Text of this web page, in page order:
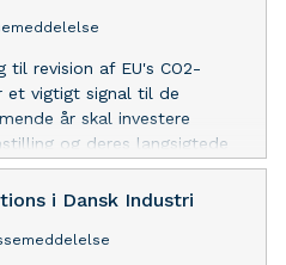
til revision af EU's CO2-
et vigtigt signal til de
år skal investere
og deres langsigtede
fra DI.
i Dansk Industri